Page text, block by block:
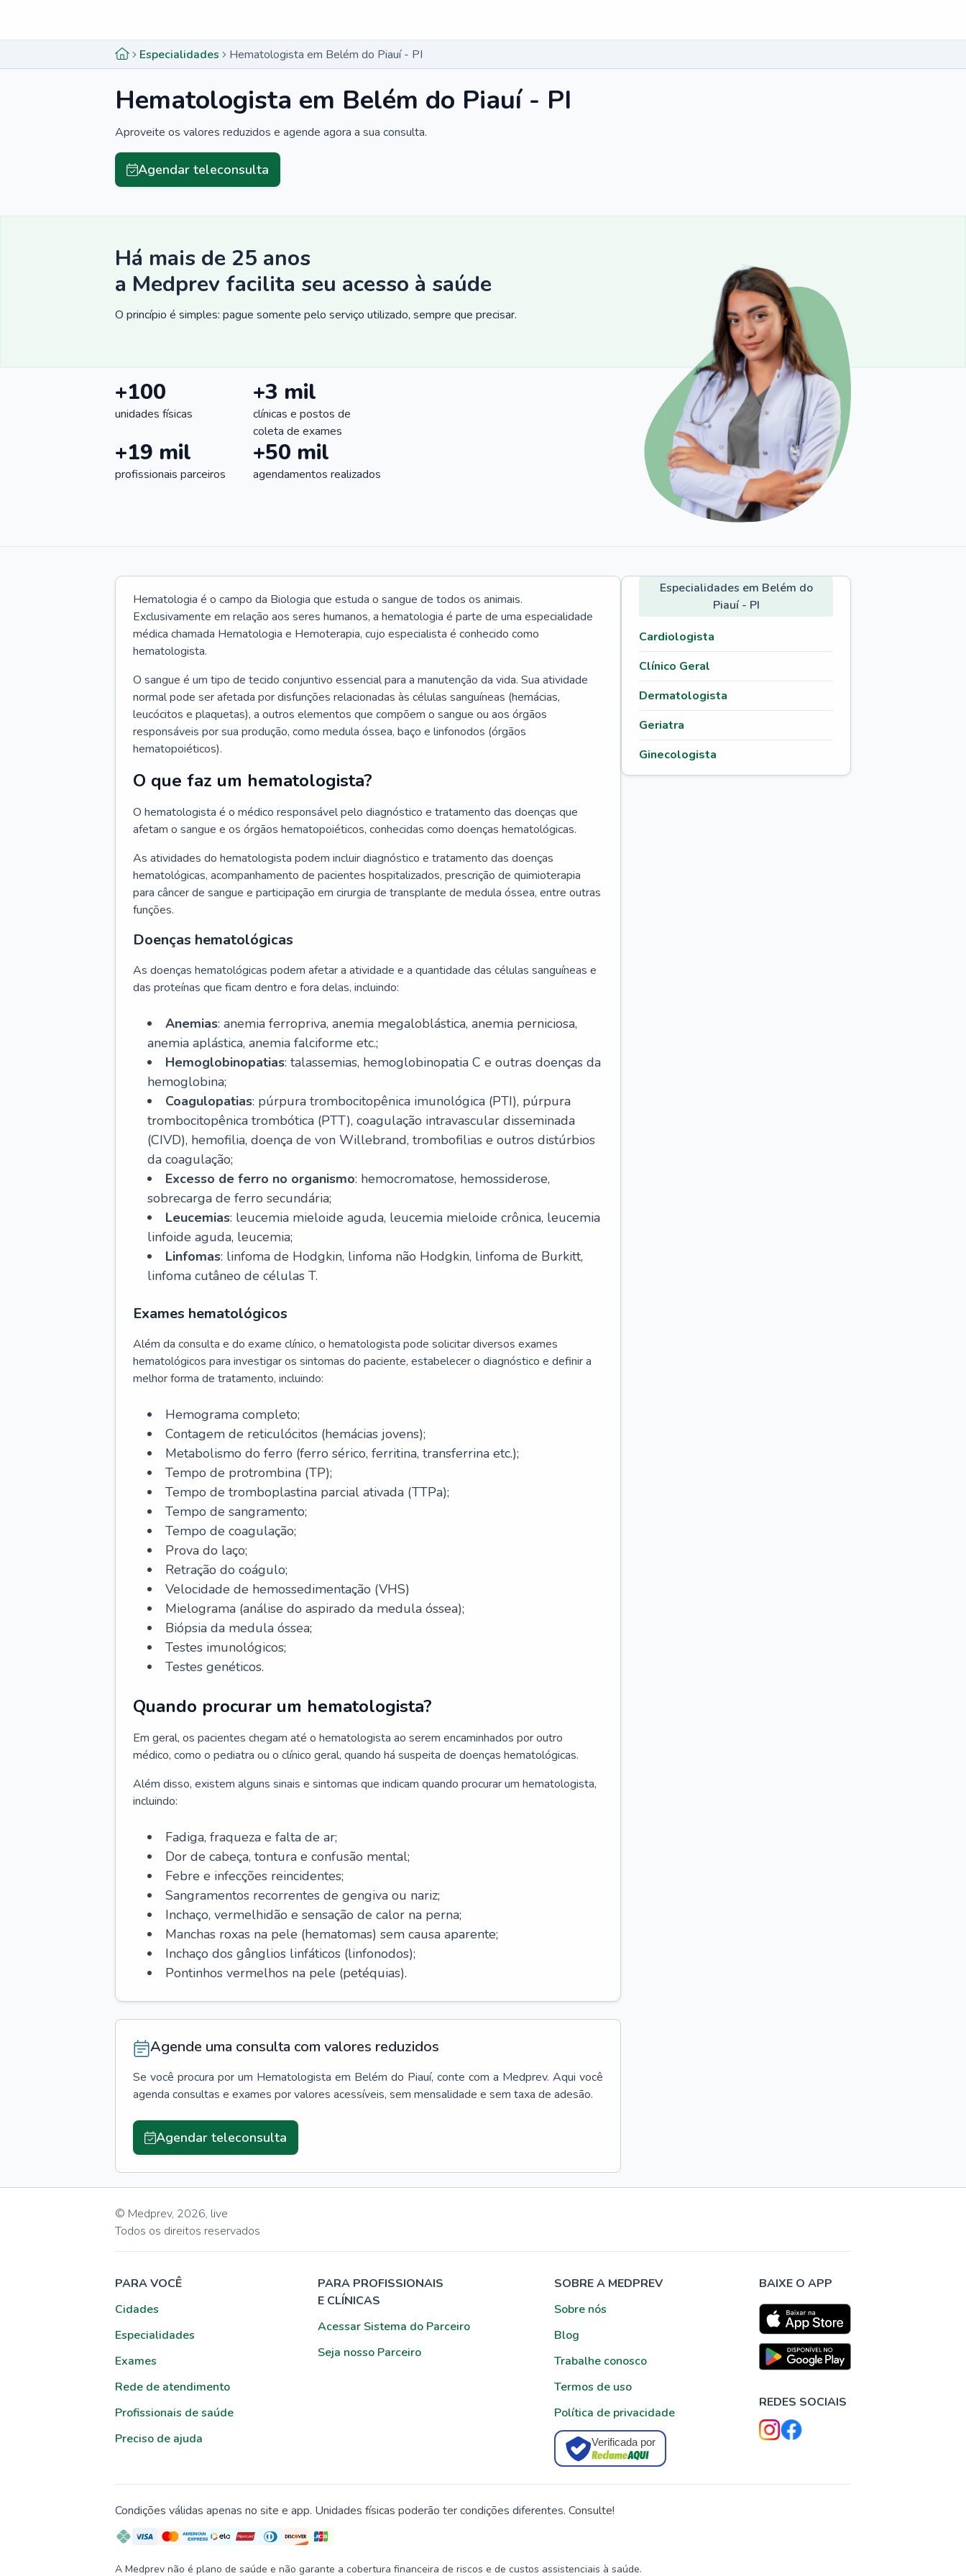
Especialidades Hematologista em Belém do Piauí - PI
Hematologista em Belém do Piauí - PI
Aproveite os valores reduzidos e agende agora a sua consulta.
Agendar teleconsulta
Há mais de 25 anos
a Medprev facilita seu acesso à saúde
O princípio é simples: pague somente pelo serviço utilizado, sempre que precisar.
+100
unidades físicas
+3 mil
clínicas e postos de
coleta de exames
+19 mil
profissionais parceiros
+50 mil
agendamentos realizados
Hematologia é o campo da Biologia que estuda o sangue de todos os animais.
Exclusivamente em relação aos seres humanos, a hematologia é parte de uma especialidade
médica chamada Hematologia e Hemoterapia, cujo especialista é conhecido como
hematologista.
O sangue é um tipo de tecido conjuntivo essencial para a manutenção da vida. Sua atividade
normal pode ser afetada por disfunções relacionadas às células sanguíneas (hemácias,
leucócitos e plaquetas), a outros elementos que compõem o sangue ou aos órgãos
responsáveis por sua produção, como medula óssea, baço e linfonodos (órgãos
hematopoiéticos).
O que faz um hematologista?
O hematologista é o médico responsável pelo diagnóstico e tratamento das doenças que
afetam o sangue e os órgãos hematopoiéticos, conhecidas como doenças hematológicas.
As atividades do hematologista podem incluir diagnóstico e tratamento das doenças
hematológicas, acompanhamento de pacientes hospitalizados, prescrição de quimioterapia
para câncer de sangue e participação em cirurgia de transplante de medula óssea, entre outras
funções.
Doenças hematológicas
As doenças hematológicas podem afetar a atividade e a quantidade das células sanguíneas e
das proteínas que ficam dentro e fora delas, incluindo:
Anemias: anemia ferropriva, anemia megaloblástica, anemia perniciosa,
anemia aplástica, anemia falciforme etc.;
Hemoglobinopatias: talassemias, hemoglobinopatia C e outras doenças da
hemoglobina;
Coagulopatias: púrpura trombocitopênica imunológica (PTI), púrpura
trombocitopênica trombótica (PTT), coagulação intravascular disseminada
(CIVD), hemofilia, doença de von Willebrand, trombofilias e outros distúrbios
da coagulação;
Excesso de ferro no organismo: hemocromatose, hemossiderose,
sobrecarga de ferro secundária;
Leucemias: leucemia mieloide aguda, leucemia mieloide crônica, leucemia
linfoide aguda, leucemia;
Linfomas: linfoma de Hodgkin, linfoma não Hodgkin, linfoma de Burkitt,
linfoma cutâneo de células T.
Exames hematológicos
Além da consulta e do exame clínico, o hematologista pode solicitar diversos exames
hematológicos para investigar os sintomas do paciente, estabelecer o diagnóstico e definir a
melhor forma de tratamento, incluindo:
Hemograma completo;
Contagem de reticulócitos (hemácias jovens);
Metabolismo do ferro (ferro sérico, ferritina, transferrina etc.);
Tempo de protrombina (TP);
Tempo de tromboplastina parcial ativada (TTPa);
Tempo de sangramento;
Tempo de coagulação;
Prova do laço;
Retração do coágulo;
Velocidade de hemossedimentação (VHS)
Mielograma (análise do aspirado da medula óssea);
Biópsia da medula óssea;
Testes imunológicos;
Testes genéticos.
Quando procurar um hematologista?
Em geral, os pacientes chegam até o hematologista ao serem encaminhados por outro
médico, como o pediatra ou o clínico geral, quando há suspeita de doenças hematológicas.
Além disso, existem alguns sinais e sintomas que indicam quando procurar um hematologista,
incluindo:
Fadiga, fraqueza e falta de ar;
Dor de cabeça, tontura e confusão mental;
Febre e infecções reincidentes;
Sangramentos recorrentes de gengiva ou nariz;
Inchaço, vermelhidão e sensação de calor na perna;
Manchas roxas na pele (hematomas) sem causa aparente;
Inchaço dos gânglios linfáticos (linfonodos);
Pontinhos vermelhos na pele (petéquias).
Agende uma consulta com valores reduzidos
Se você procura por um Hematologista em Belém do Piauí, conte com a Medprev. Aqui você
agenda consultas e exames por valores acessíveis, sem mensalidade e sem taxa de adesão.
Agendar teleconsulta
Especialidades em Belém do
Piauí - PI
Cardiologista
Clínico Geral
Dermatologista
Geriatra
Ginecologista
© Medprev, 2026, live
Todos os direitos reservados
PARA VOCÊ
Cidades
Especialidades
Exames
Rede de atendimento
Profissionais de saúde
Preciso de ajuda
PARA PROFISSIONAIS
E CLÍNICAS
Acessar Sistema do Parceiro
Seja nosso Parceiro
SOBRE A MEDPREV
Sobre nós
Blog
Trabalhe conosco
Termos de uso
Política de privacidade
Verificada por
BAIXE O APP
REDES SOCIAIS
Condições válidas apenas no site e app. Unidades físicas poderão ter condições diferentes. Consulte!
A Medprev não é plano de saúde e não garante a cobertura financeira de riscos e de custos assistenciais à saúde.